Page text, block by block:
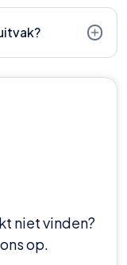
van een
zorgen te
van de kleuren
niet vinden?
op.